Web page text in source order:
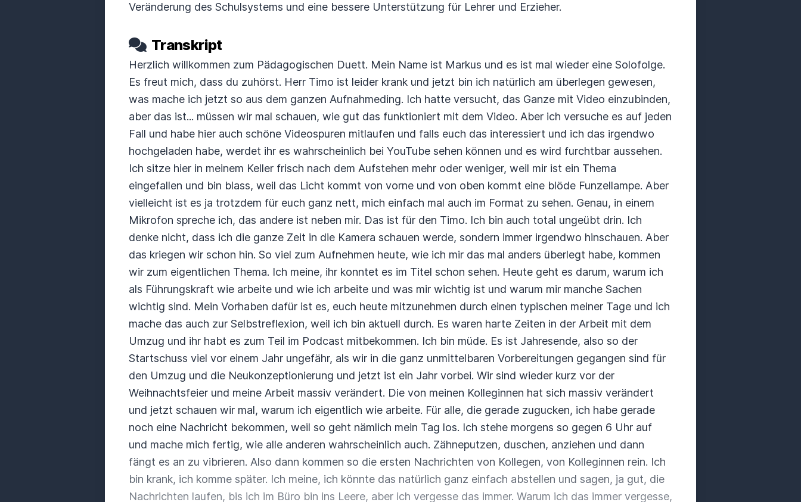
Veränderung des Schulsystems und eine bessere Unterstützung für Lehrer und Erzieher.
Transkript
Herzlich willkommen zum Pädagogischen Duett. Mein Name ist Markus und es ist mal wieder eine Solofolge.
Es freut mich, dass du zuhörst. Herr Timo ist leider krank und jetzt bin ich natürlich am überlegen gewesen,
was mache ich jetzt so aus dem ganzen Aufnahmeding. Ich hatte versucht, das Ganze mit Video einzubinden,
aber das ist... müssen wir mal schauen, wie gut das funktioniert mit dem Video. Aber ich versuche es auf jeden
Fall und habe hier auch schöne Videospuren mitlaufen und falls euch das interessiert und ich das irgendwo
hochgeladen habe, werdet ihr es wahrscheinlich bei YouTube sehen können und es wird furchtbar aussehen.
Ich sitze hier in meinem Keller frisch nach dem Aufstehen mehr oder weniger, weil mir ist ein Thema
eingefallen und bin blass, weil das Licht kommt von vorne und von oben kommt eine blöde Funzellampe. Aber
vielleicht ist es ja trotzdem für euch ganz nett, mich einfach mal auch im Format zu sehen. Genau, in einem
Mikrofon spreche ich, das andere ist neben mir. Das ist für den Timo. Ich bin auch total ungeübt drin. Ich
denke nicht, dass ich die ganze Zeit in die Kamera schauen werde, sondern immer irgendwo hinschauen. Aber
das kriegen wir schon hin. So viel zum Aufnehmen heute, wie ich mir das mal anders überlegt habe, kommen
wir zum eigentlichen Thema. Ich meine, ihr konntet es im Titel schon sehen. Heute geht es darum, warum ich
als Führungskraft wie arbeite und wie ich arbeite und was mir wichtig ist und warum mir manche Sachen
wichtig sind. Mein Vorhaben dafür ist es, euch heute mitzunehmen durch einen typischen meiner Tage und ich
mache das auch zur Selbstreflexion, weil ich bin aktuell durch. Es waren harte Zeiten in der Arbeit mit dem
Umzug und ihr habt es zum Teil im Podcast mitbekommen. Ich bin müde. Es ist Jahresende, also so der
Startschuss viel vor einem Jahr ungefähr, als wir in die ganz unmittelbaren Vorbereitungen gegangen sind für
den Umzug und die Neukonzeptionierung und jetzt ist ein Jahr vorbei. Wir sind wieder kurz vor der
Weihnachtsfeier und meine Arbeit massiv verändert. Die von meinen Kolleginnen hat sich massiv verändert
und jetzt schauen wir mal, warum ich eigentlich wie arbeite. Für alle, die gerade zugucken, ich habe gerade
noch eine Nachricht bekommen, weil so geht nämlich mein Tag los. Ich stehe morgens so gegen 6 Uhr auf
und mache mich fertig, wie alle anderen wahrscheinlich auch. Zähneputzen, duschen, anziehen und dann
fängt es an zu vibrieren. Also dann kommen so die ersten Nachrichten von Kollegen, von Kolleginnen rein. Ich
bin krank, ich komme später. Ich meine, ich könnte das natürlich ganz einfach abstellen und sagen, ja gut, die
Nachrichten laufen, bis ich im Büro bin ins Leere, aber ich vergesse das immer. Warum ich das immer vergesse,